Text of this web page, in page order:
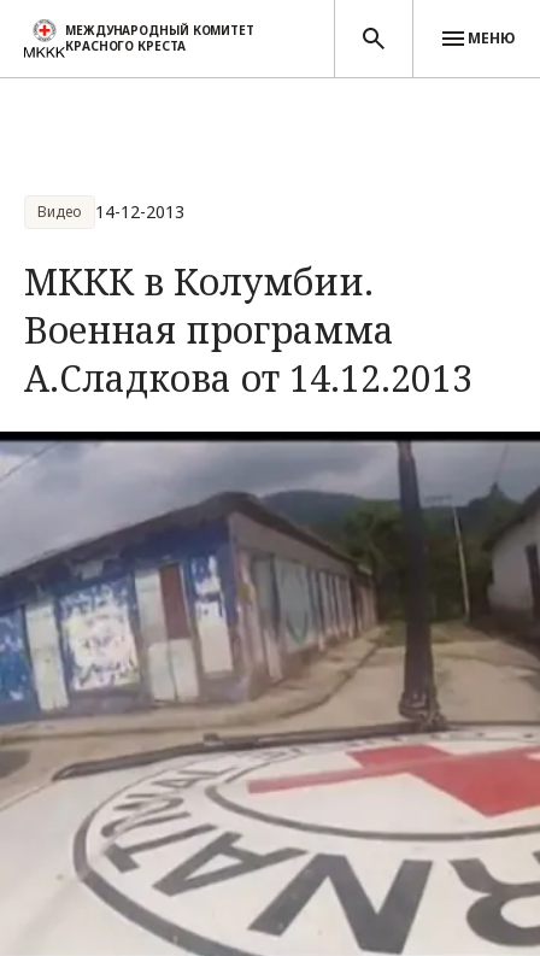
МЕЖДУНАРОДНЫЙ КОМИТЕТ
КРАСНОГО КРЕСТА
МЕНЮ
Видео 14-12-2013
МККК в Колумбии.
Военная программа
А.Сладкова от 14.12.2013